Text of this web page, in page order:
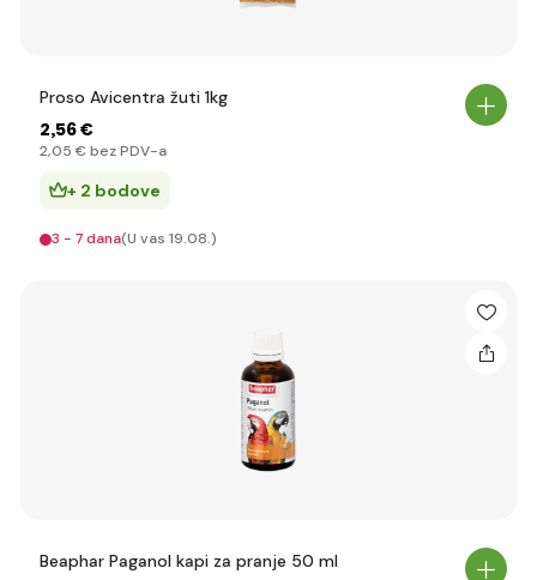
Proso Avicentra žuti 1kg
2,56 €
2,05 € bez PDV-a
+ 2 bodove
3 - 7 dana(U vas 19.08.)
Beaphar Paganol kapi za pranje 50 ml